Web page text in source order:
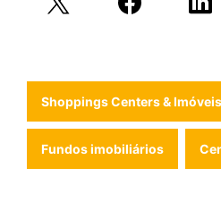
Shoppings Centers & Imóveis
Fundos imobiliários